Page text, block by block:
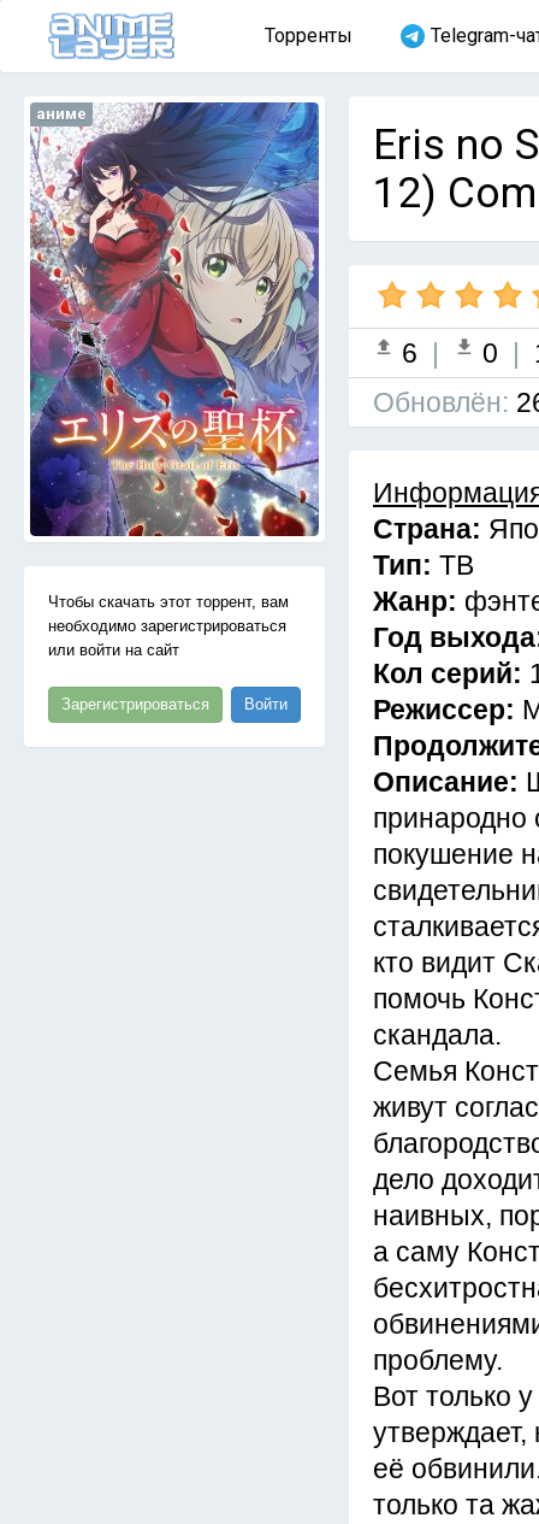
Торренты Telegram-
аниме
Чтобы скачать этот торрент, вам
необходимо зарегистрироваться
или войти на сайт
Зарегистрироваться Войти
Eris no
12)
6 | 0 |
Обновлён:
Страна:
Тип: ТВ
Жанр:
Год
Кол серий:
Режиссер:
Описание:
принародно
покушение
кто видит
помочь
скандала.
Семья
живут
дело
наивных,
а саму
проблему.
Вот только
её
только та